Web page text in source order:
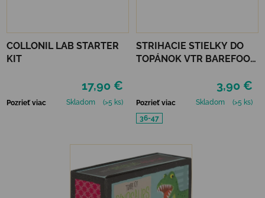
COLLONIL LAB STARTER
KIT
17,90 €
Pozrieť viac Skladom (>5 ks)
STRIHACIE STIELKY DO
TOPÁNOK VTR BAREFOOT
3,90 €
Pozrieť viac Skladom
(>5 ks)
36-47